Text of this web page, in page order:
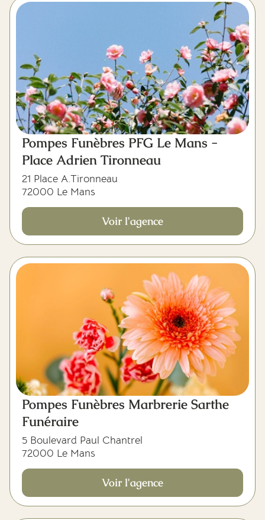
Pompes Funèbres PFG Le Mans -
Place Adrien Tironneau
21 Place A.Tironneau
72000 Le Mans
Voir l'agence
Pompes Funèbres Marbrerie Sarthe
Funéraire
5 Boulevard Paul Chantrel
72000 Le Mans
Voir l'agence